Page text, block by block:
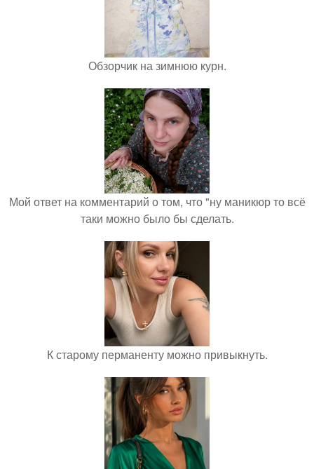
Обзорчик на зимнюю курн.
Мой ответ на комментарий о том, что "ну маникюр то всё
таки можно было бы сделать.
К старому перманенту можно привыкнуть.